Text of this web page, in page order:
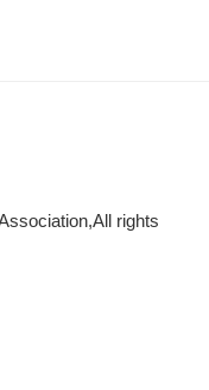
rights